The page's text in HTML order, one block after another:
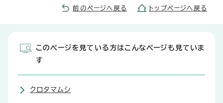
前のページへ戻る トップページへ戻る
このページを見ている方はこんなページも見ていま
す
クロタマムシ